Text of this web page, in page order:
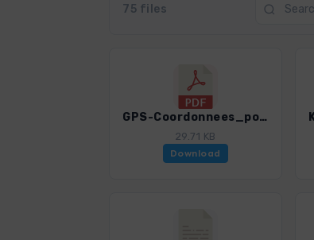
75 files
GPS-Coordonnees_points de depart_GR_Crete_4947_3.pdf
29.71 KB
Download